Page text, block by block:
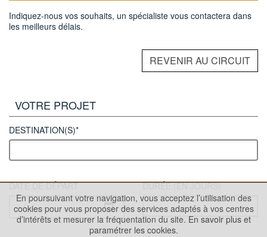
Indiquez-nous vos souhaits, un spécialiste vous contactera dans
les meilleurs délais.
REVENIR AU CIRCUIT
VOTRE PROJET
DESTINATION(S)*
DATE DE DÉPART
DURÉE (EN JOURS)
En poursuivant votre navigation, vous acceptez l’utilisation des
cookies pour vous proposer des services adaptés à vos centres
d’intérêts et mesurer la fréquentation du site. En savoir plus et
paramétrer les cookies.